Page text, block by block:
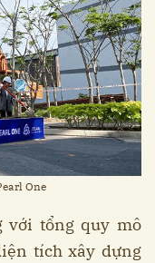
One
với tổng quy mô
tích xây dựng